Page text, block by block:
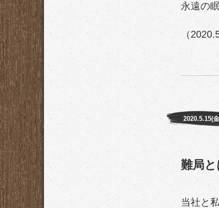
永遠の
（
2020.5.15(
難局
当社と